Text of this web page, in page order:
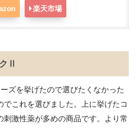
楽天市場
Ⅱ
ズを挙げたので選びたくなかった
でこれを選びました。上に挙げたコ
刺激性薬が多めの商品です。より常